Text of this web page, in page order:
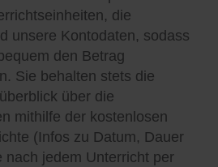
die
unsere Kontodaten, sodass
den Betrag
Sie behalten stets die
über die
mithilfe der kostenlosen
(Infos zu Datum, Dauer
nach jedem Unterricht per